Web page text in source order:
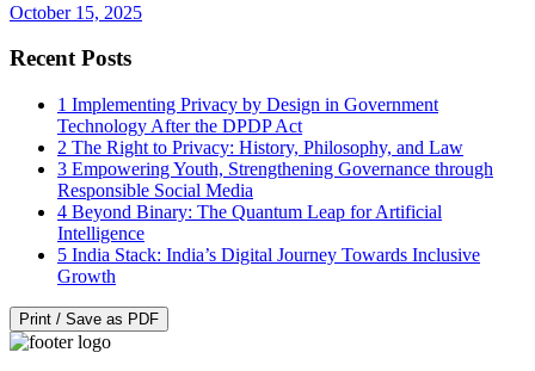
October 15, 2025
Recent Posts
1 Implementing Privacy by Design in Government
Technology After the DPDP Act
2 The Right to Privacy: History, Philosophy, and Law
3 Empowering Youth, Strengthening Governance through
Responsible Social Media
4 Beyond Binary: The Quantum Leap for Artificial
Intelligence
5 India Stack: India’s Digital Journey Towards Inclusive
Growth
Print / Save as PDF